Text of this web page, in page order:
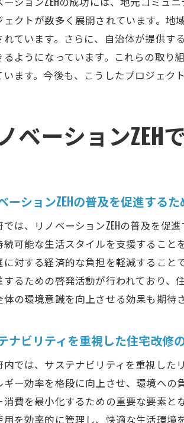
ェクトが数多く展開されています。
れています。さらに、自治体が提供す
るようになっています。これらの取り
います。今後も、こうしたプロジェク
ベーション
ーションZEHの普及を促進する
では、リノベーションZEHの普及を促
続可能な生活スタイルを支援するこ
に対する経済的な負担を軽減すること
するための啓発活動が行われており、
体の環境意識を向上させる効果も期待
ナビリティを重視した住宅改修
内では、サステナビリティを重視し
ギー効率を格段に向上させ、環境へ
消費を最小化するための重要な要素
用を効率的に管理し、快適な生活環境